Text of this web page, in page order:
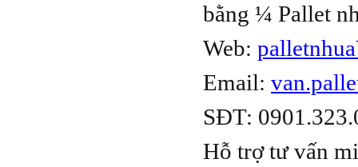
bằng ¼ Pallet
Web:
Email:
SĐT:
Hỗ trợ tư vấn